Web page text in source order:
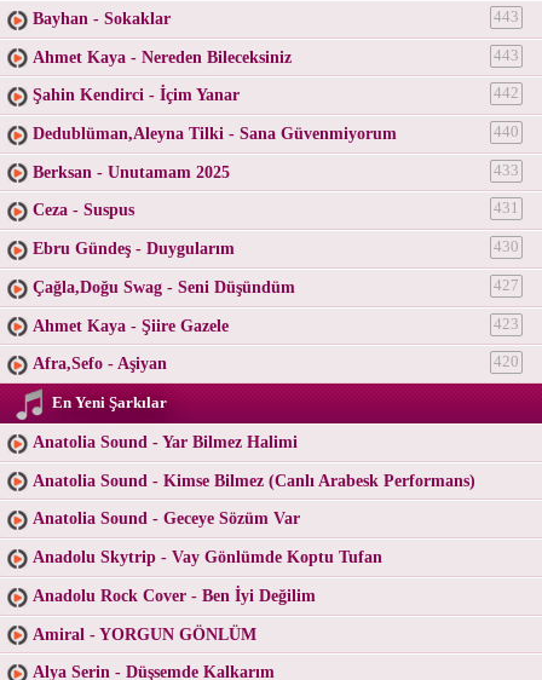
Bayhan - Sokaklar 443
Ahmet Kaya - Nereden Bileceksiniz 443
Şahin Kendirci - İçim Yanar 442
Dedublüman,Aleyna Tilki - Sana Güvenmiyorum 440
Berksan - Unutamam 2025 433
Ceza - Suspus 431
Ebru Gündeş - Duygularım 430
Çağla,Doğu Swag - Seni Düşündüm 427
Ahmet Kaya - Şiire Gazele 423
Afra,Sefo - Aşiyan 420
En Yeni Şarkılar
Anatolia Sound - Yar Bilmez Halimi
Anatolia Sound - Kimse Bilmez (Canlı Arabesk Performans)
Anatolia Sound - Geceye Sözüm Var
Anadolu Skytrip - Vay Gönlümde Koptu Tufan
Anadolu Rock Cover - Ben İyi Değilim
Amiral - YORGUN GÖNLÜM
Alya Serin - Düşsemde Kalkarım